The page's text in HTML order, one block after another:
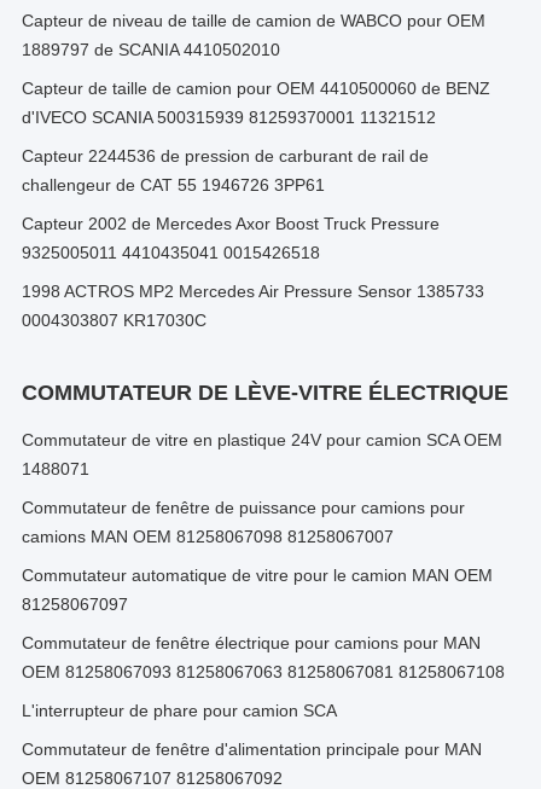
Capteur de niveau de taille de camion de WABCO pour OEM
1889797 de SCANIA 4410502010
Capteur de taille de camion pour OEM 4410500060 de BENZ
d'IVECO SCANIA 500315939 81259370001 11321512
Capteur 2244536 de pression de carburant de rail de
challengeur de CAT 55 1946726 3PP61
Capteur 2002 de Mercedes Axor Boost Truck Pressure
9325005011 4410435041 0015426518
1998 ACTROS MP2 Mercedes Air Pressure Sensor 1385733
0004303807 KR17030C
COMMUTATEUR DE LÈVE-VITRE ÉLECTRIQUE
Commutateur de vitre en plastique 24V pour camion SCA OEM
1488071
Commutateur de fenêtre de puissance pour camions pour
camions MAN OEM 81258067098 81258067007
Commutateur automatique de vitre pour le camion MAN OEM
81258067097
Commutateur de fenêtre électrique pour camions pour MAN
OEM 81258067093 81258067063 81258067081 81258067108
L'interrupteur de phare pour camion SCA
Commutateur de fenêtre d'alimentation principale pour MAN
OEM 81258067107 81258067092